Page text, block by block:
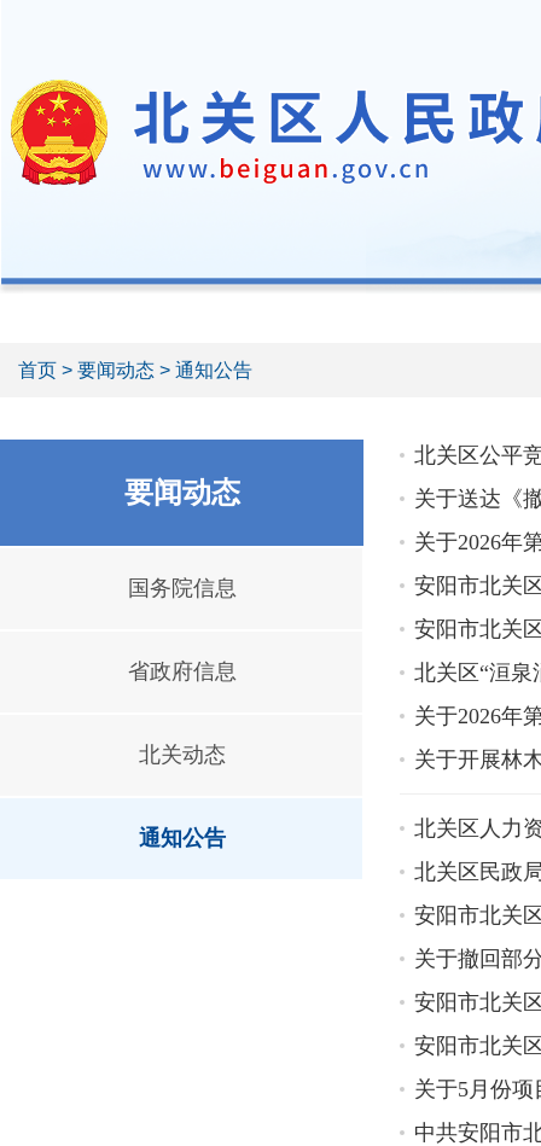
首页 > 要闻动态 > 通知公告
要闻动态
国务院信息
省政府信息
北关动态
通知公告
北关区公平
关于送达《
关于2026年
安阳市北关
安阳市北关
北关区“洹泉
关于2026年
关于开展林
北关区人力
北关区民政
安阳市北关
关于撤回部
安阳市北关
安阳市北关
关于5月份
中共安阳市